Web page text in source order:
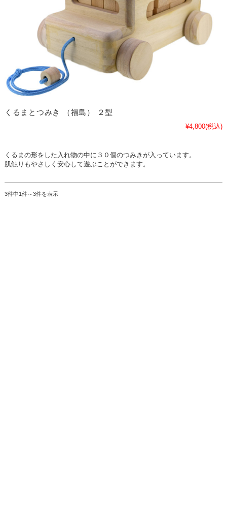
くるまとつみき （福島） ２型
¥4,800(税込)
くるまの形をした入れ物の中に３０個のつみきが入っています。
肌触りもやさしく安心して遊ぶことができます。
3件中1件～3件を表示